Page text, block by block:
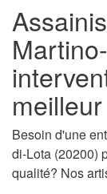
Besoin d'une
di-Lota (20200)
qualité? Nos